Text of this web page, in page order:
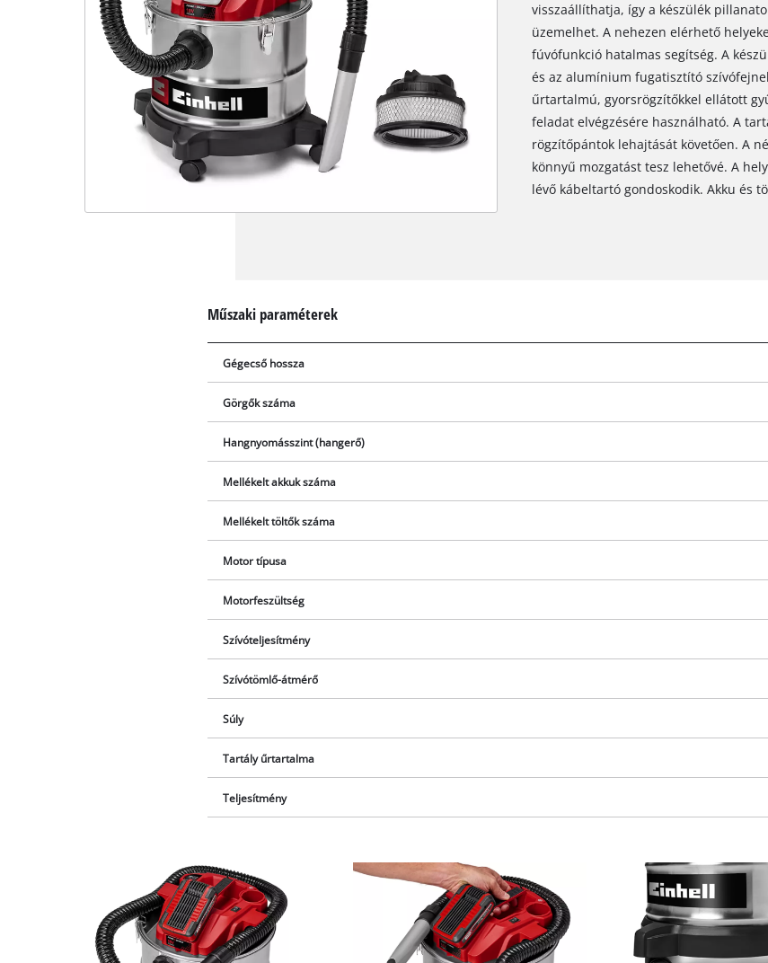
szükségünk van az Ön jóváhagyására!
to trackers that are not disclosed to the
the site with their CMP to add this content
visszaállíthatja, így a készülék
üzemelhet. A nehezen elérhető
fúvófunkció hatalmas segítség. A
és az alumínium fugatisztító
űrtartalmú, gyorsrögzítőkkel ellátott
feladat elvégzésére használható. A
rögzítőpántok lehajtását követően. A
könnyű mozgatást tesz lehetővé. A
lévő kábeltartó gondoskodik. Akku és
Műszaki paraméterek
Gégecső hossza
Görgők száma
Hangnyomásszint (hangerő)
Mellékelt akkuk száma
Mellékelt töltők száma
Motor típusa
Motorfeszültség
Szívóteljesítmény
Szívótömlő-átmérő
Súly
Tartály űrtartalma
Teljesítmény